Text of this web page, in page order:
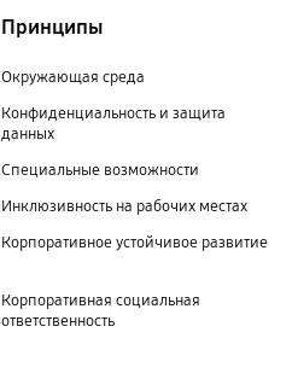
Принципы
Окружающая среда
Конфиденциальность и защита
данных
Специальные возможности
Инклюзивность на рабочих местах
Корпоративное устойчивое развитие
Корпоративная социальная
ответственность